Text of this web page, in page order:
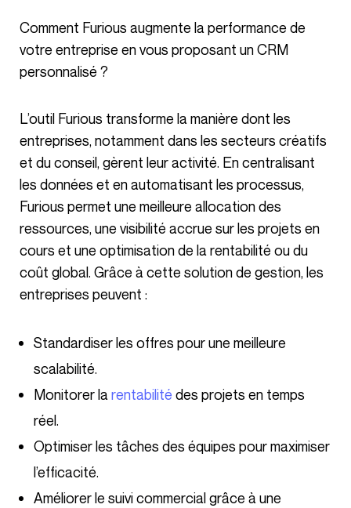
Comment Furious augmente la performance de
votre entreprise en vous proposant un CRM
personnalisé ?
L’outil Furious transforme la manière dont les
entreprises, notamment dans les secteurs créatifs
et du conseil, gèrent leur activité. En centralisant
les données et en automatisant les processus,
Furious permet une meilleure allocation des
ressources, une visibilité accrue sur les projets en
cours et une optimisation de la rentabilité ou du
coût global. Grâce à cette solution de gestion, les
entreprises peuvent :
Standardiser les offres pour une meilleure
scalabilité.
Monitorer la rentabilité des projets en temps
réel.
Optimiser les tâches des équipes pour maximiser
l’efficacité.
Améliorer le suivi commercial grâce à une